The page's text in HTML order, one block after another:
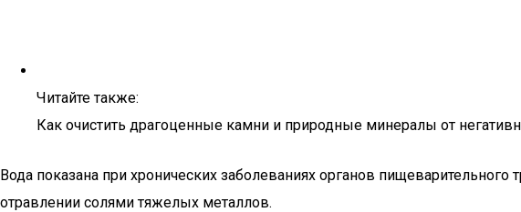
Читайте также:
Как очистить драгоценные камни и природные минералы от
Вода показана при хронических заболеваниях органов
отравлении солями тяжелых металлов.